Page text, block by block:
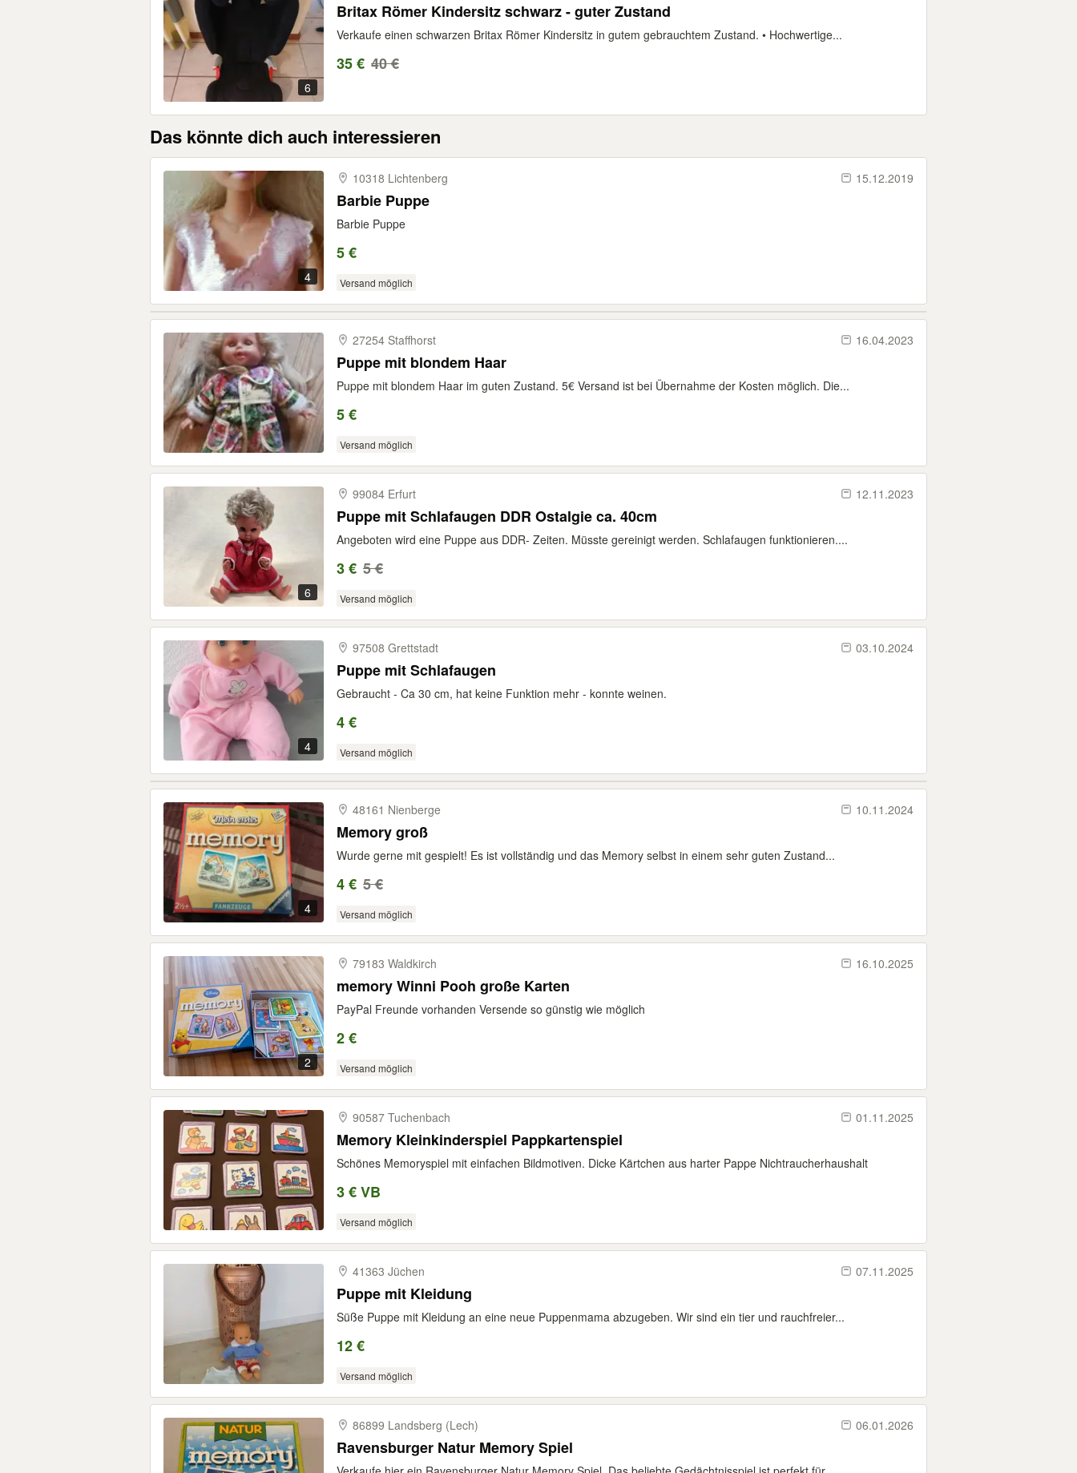
6
Britax Römer Kindersitz schwarz - guter Zustand
Verkaufe einen schwarzen Britax Römer Kindersitz in gutem gebrauchtem Zustand. • Hochwertige...
35 € 40 €
Das könnte dich auch interessieren
4
10318 Lichtenberg 15.12.2019
Barbie Puppe
Barbie Puppe
5 €
Versand möglich
27254 Staffhorst 16.04.2023
Puppe mit blondem Haar
Puppe mit blondem Haar im guten Zustand. 5€ Versand ist bei Übernahme der Kosten möglich. Die...
5 €
Versand möglich
6
99084 Erfurt 12.11.2023
Puppe mit Schlafaugen DDR Ostalgie ca. 40cm
Angeboten wird eine Puppe aus DDR- Zeiten. Müsste gereinigt werden. Schlafaugen funktionieren....
3 € 5 €
Versand möglich
4
97508 Grettstadt 03.10.2024
Puppe mit Schlafaugen
Gebraucht - Ca 30 cm, hat keine Funktion mehr - konnte weinen.
4 €
Versand möglich
4
48161 Nienberge 10.11.2024
Memory groß
Wurde gerne mit gespielt! Es ist vollständig und das Memory selbst in einem sehr guten Zustand...
4 € 5 €
Versand möglich
2
79183 Waldkirch 16.10.2025
memory Winni Pooh große Karten
PayPal Freunde vorhanden Versende so günstig wie möglich
2 €
Versand möglich
90587 Tuchenbach 01.11.2025
Memory Kleinkinderspiel Pappkartenspiel
Schönes Memoryspiel mit einfachen Bildmotiven. Dicke Kärtchen aus harter Pappe Nichtraucherhaushalt
3 € VB
Versand möglich
41363 Jüchen 07.11.2025
Puppe mit Kleidung
Süße Puppe mit Kleidung an eine neue Puppenmama abzugeben. Wir sind ein tier und rauchfreier...
12 €
Versand möglich
86899 Landsberg (Lech) 06.01.2026
Ravensburger Natur Memory Spiel